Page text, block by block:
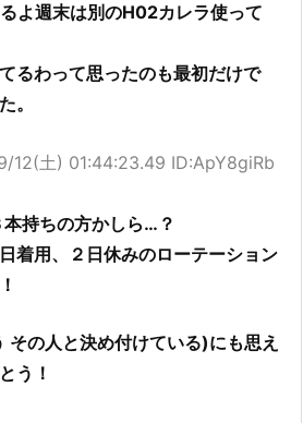
よ週末は別のH02カレラ使って
るわって思ったのも最初だけで
。
12(土) 01:44:23.49 ID:ApY8giRb
持ちの方かしら…？
着用、２日休みのローテーション
の人と決め付けている)にも思え
う！